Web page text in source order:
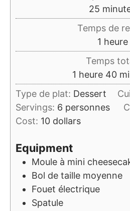
25
Temps de
1 heure
heure
Temps
1 heure
heure 40
Type de plat: Dessert
Servings: 6 personnes
Cost: 10 dollars
Equipment
Moule à mini
Bol de taille moyenne
Fouet électrique
Spatule